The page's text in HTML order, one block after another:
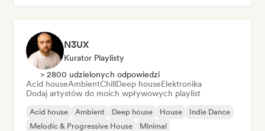
N3UX
Kurator Playlisty
> 2800 udzielonych odpowiedzi
Acid houseAmbientChillDeep houseElektronika
Dodaj artystów do moich wpływowych playlist
Acid house Ambient Deep house House
Indie Dance
Melodic & Progressive House
Minimal